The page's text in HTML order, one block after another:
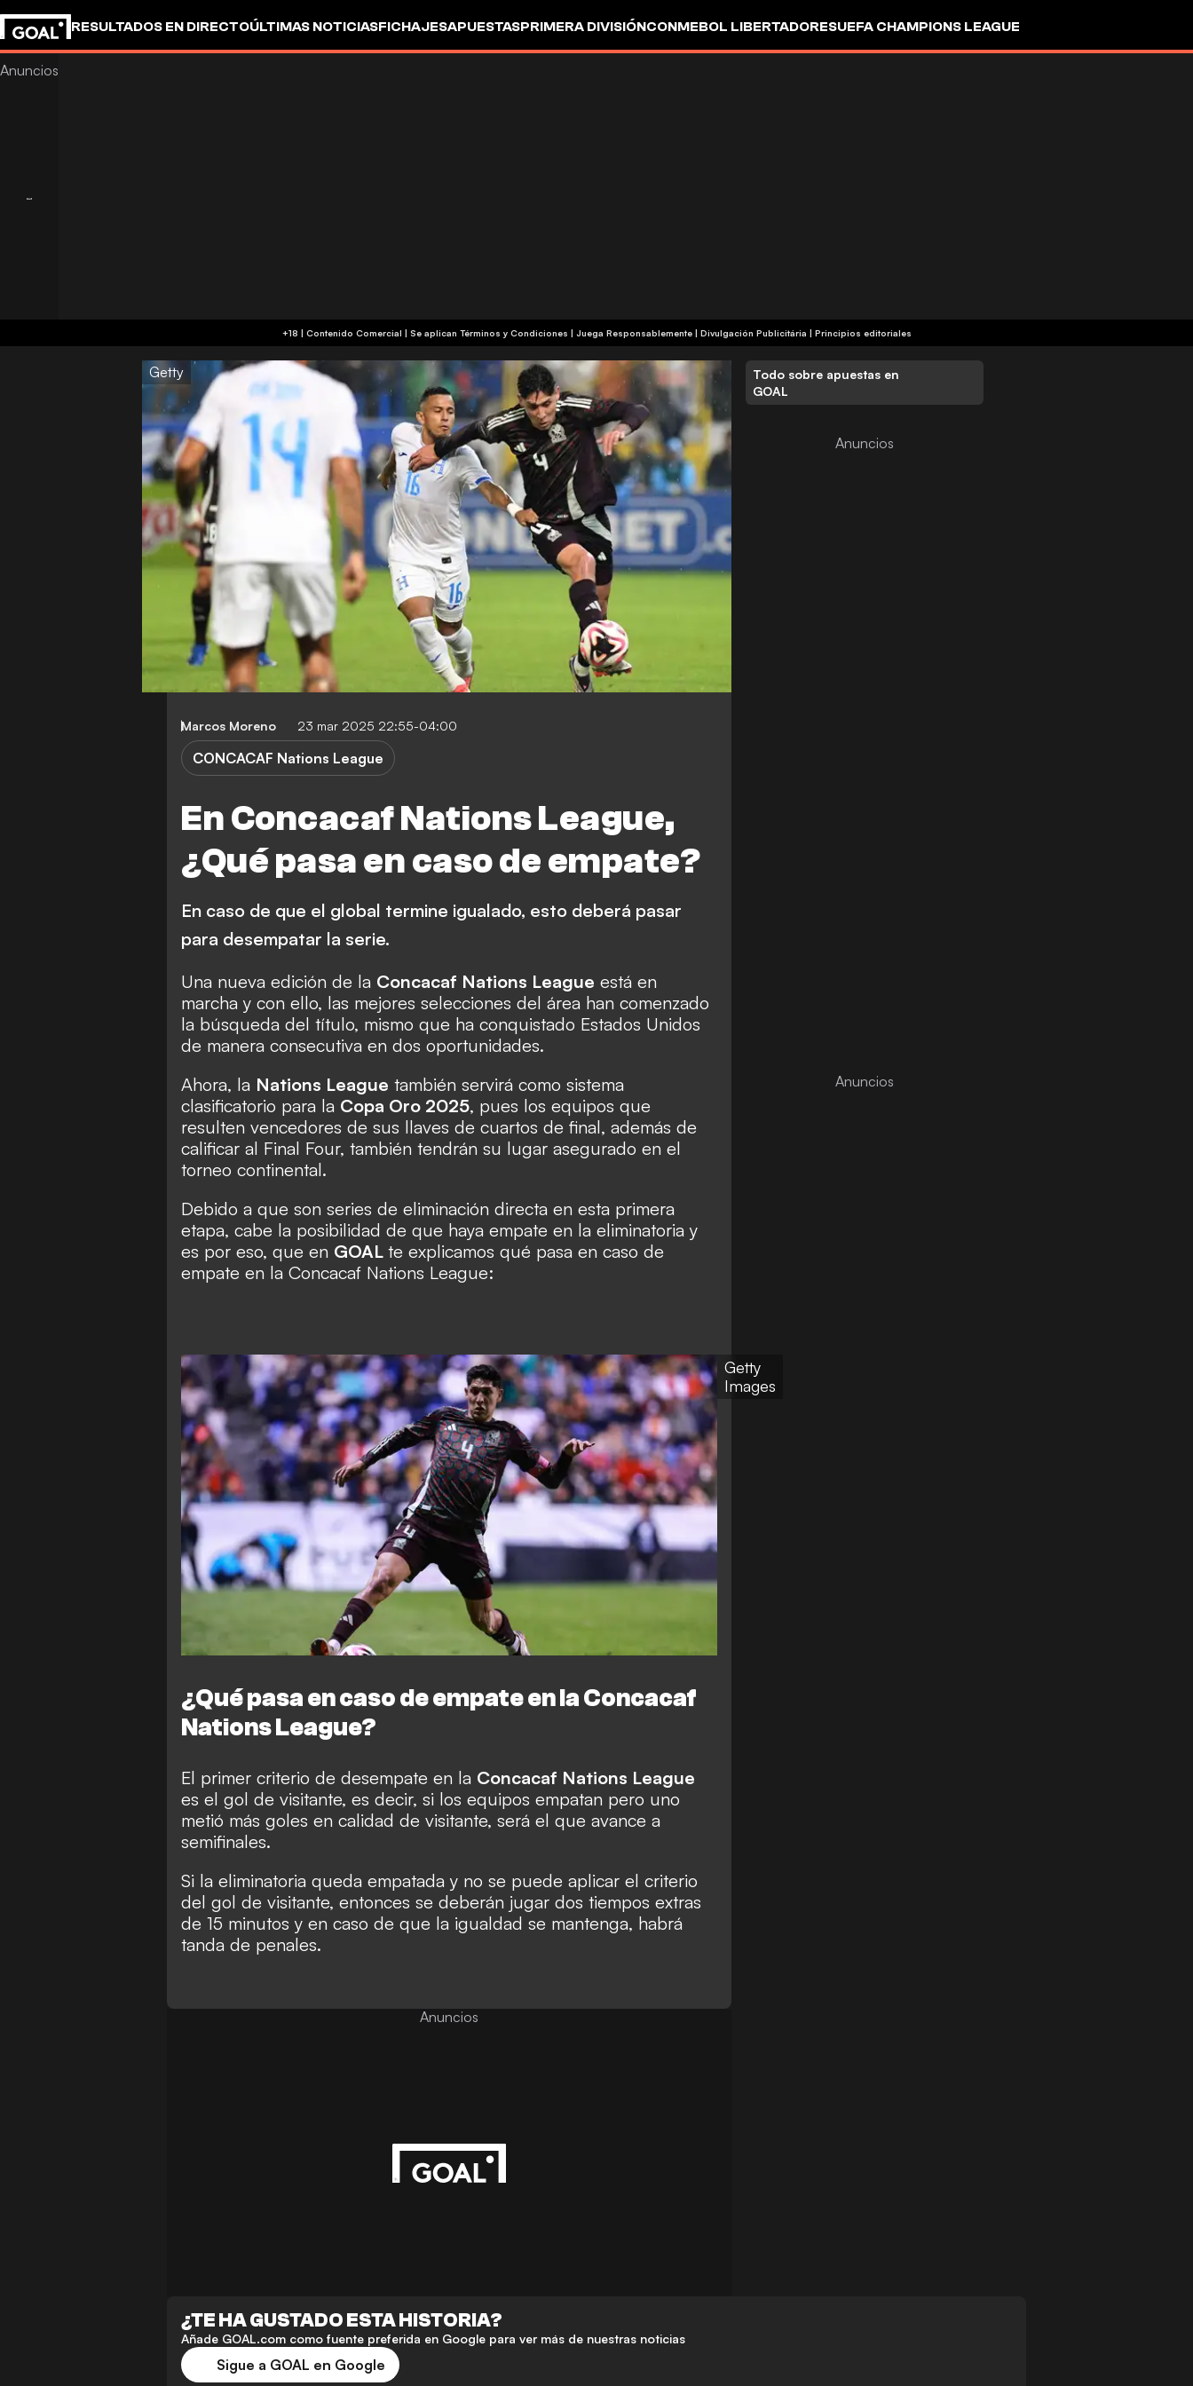
RESULTADOS EN DIRECTOÚLTIMAS NOTICIASFICHAJESAPUESTASPRIMERA DIVISIÓNCONMEBOL LIBERTADORESUEFA CHAMPIONS LEAGUE
+18 | Contenido Comercial | Se aplican Términos y Condiciones | Juega Responsablemente| Divulgación Publicitária | Principios editoriales
Getty
Marcos Moreno 23 mar 2025 22:55-04:00
En Concacaf Nations League,
¿Qué pasa en caso de empate?
CONCACAF Nations League
En caso de que el global termine igualado, esto deberá pasar
para desempatar la serie.
Una nueva edición de la Concacaf Nations League está en
marcha y con ello, las mejores selecciones del área han comenzado
la búsqueda del título, mismo que ha conquistado Estados Unidos
de manera consecutiva en dos oportunidades.
Ahora, la Nations League también servirá como sistema
clasificatorio para la Copa Oro 2025, pues los equipos que
resulten vencedores de sus llaves de cuartos de final, además de
calificar al Final Four, también tendrán su lugar asegurado en el
torneo continental.
Debido a que son series de eliminación directa en esta primera
etapa, cabe la posibilidad de que haya empate en la eliminatoria y
es por eso, que en GOAL te explicamos qué pasa en caso de
empate en la Concacaf Nations League:
Getty
Images
¿Qué pasa en caso de empate en la Concacaf
Nations League?
El primer criterio de desempate en la Concacaf Nations League
es el gol de visitante, es decir, si los equipos empatan pero uno
metió más goles en calidad de visitante, será el que avance a
semifinales.
Si la eliminatoria queda empatada y no se puede aplicar el criterio
del gol de visitante, entonces se deberán jugar dos tiempos extras
de 15 minutos y en caso de que la igualdad se mantenga, habrá
tanda de penales.
Anuncios
Todo sobre apuestas en
GOAL
¿TE HA GUSTADO ESTA HISTORIA?
Añade GOAL.com como fuente preferida en Google para ver más de nuestras noticias
Sigue a GOAL en Google